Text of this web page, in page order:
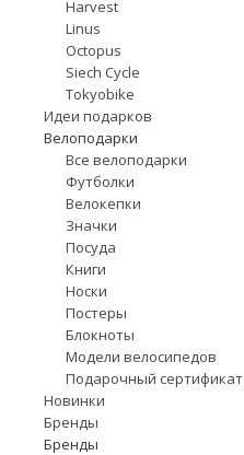
Harvest
Linus
Octopus
Siech Cycle
Tokyobike
Идеи подарков
Велоподарки
Все велоподарки
Футболки
Велокепки
Значки
Посуда
Книги
Носки
Постеры
Блокноты
Модели велосипедов
Подарочный сертификат
Новинки
Бренды
Бренды